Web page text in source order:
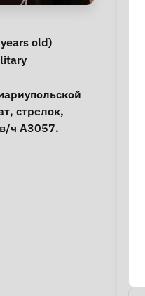
old)
стрелок,
ч А3057.